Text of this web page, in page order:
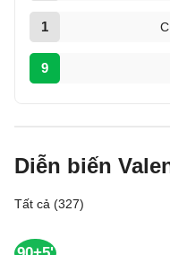
1
9
Diễn biến
Tất cả (327)